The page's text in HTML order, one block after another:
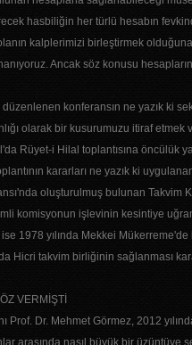
hasbiliğin her türlü hesabın
kalplerimizi birleştirmek
Ancak söz konusu
konferansın ne yazık ki
olarak bir kusurumuzu itiraf
Rüyet-i Hilal toplantısına öncülük
kararları ne yazık ki
oluşturulmuş bulunan Takvim
komisyonun işlevinin kesintiye
1978 yılında Mekkei
Hicri takvim birliğinin sağlanması
VERMİŞTİ
Prof. Dr. Mehmet Görmez, 2012
arasında nasıl büyük bir üzüntüye